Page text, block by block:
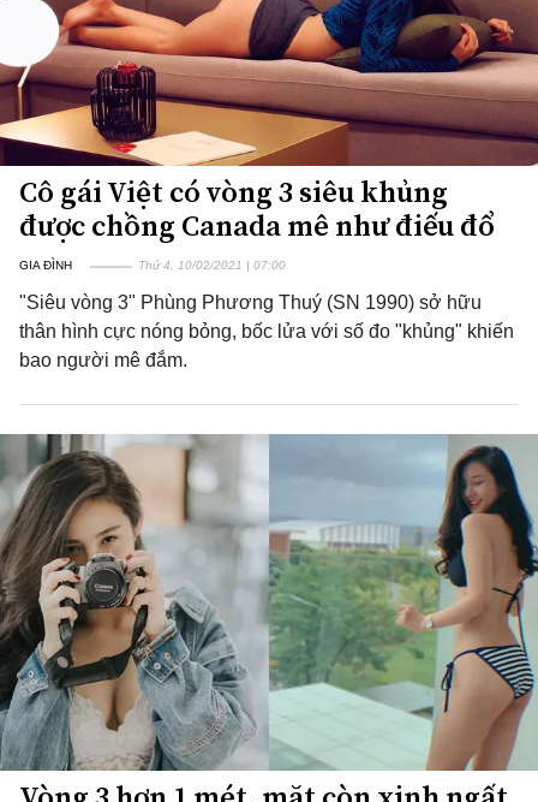
Cô gái Việt có vòng 3 siêu khủng
được chồng Canada mê như điếu đổ
GIA ĐÌNH Thứ 4, 10/02/2021 | 07:00
"Siêu vòng 3" Phùng Phương Thuý (SN 1990) sở hữu
thân hình cực nóng bỏng, bốc lửa với số đo "khủng" khiến
bao người mê đắm.